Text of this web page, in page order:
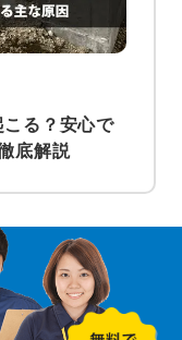
る？安心で
底解説